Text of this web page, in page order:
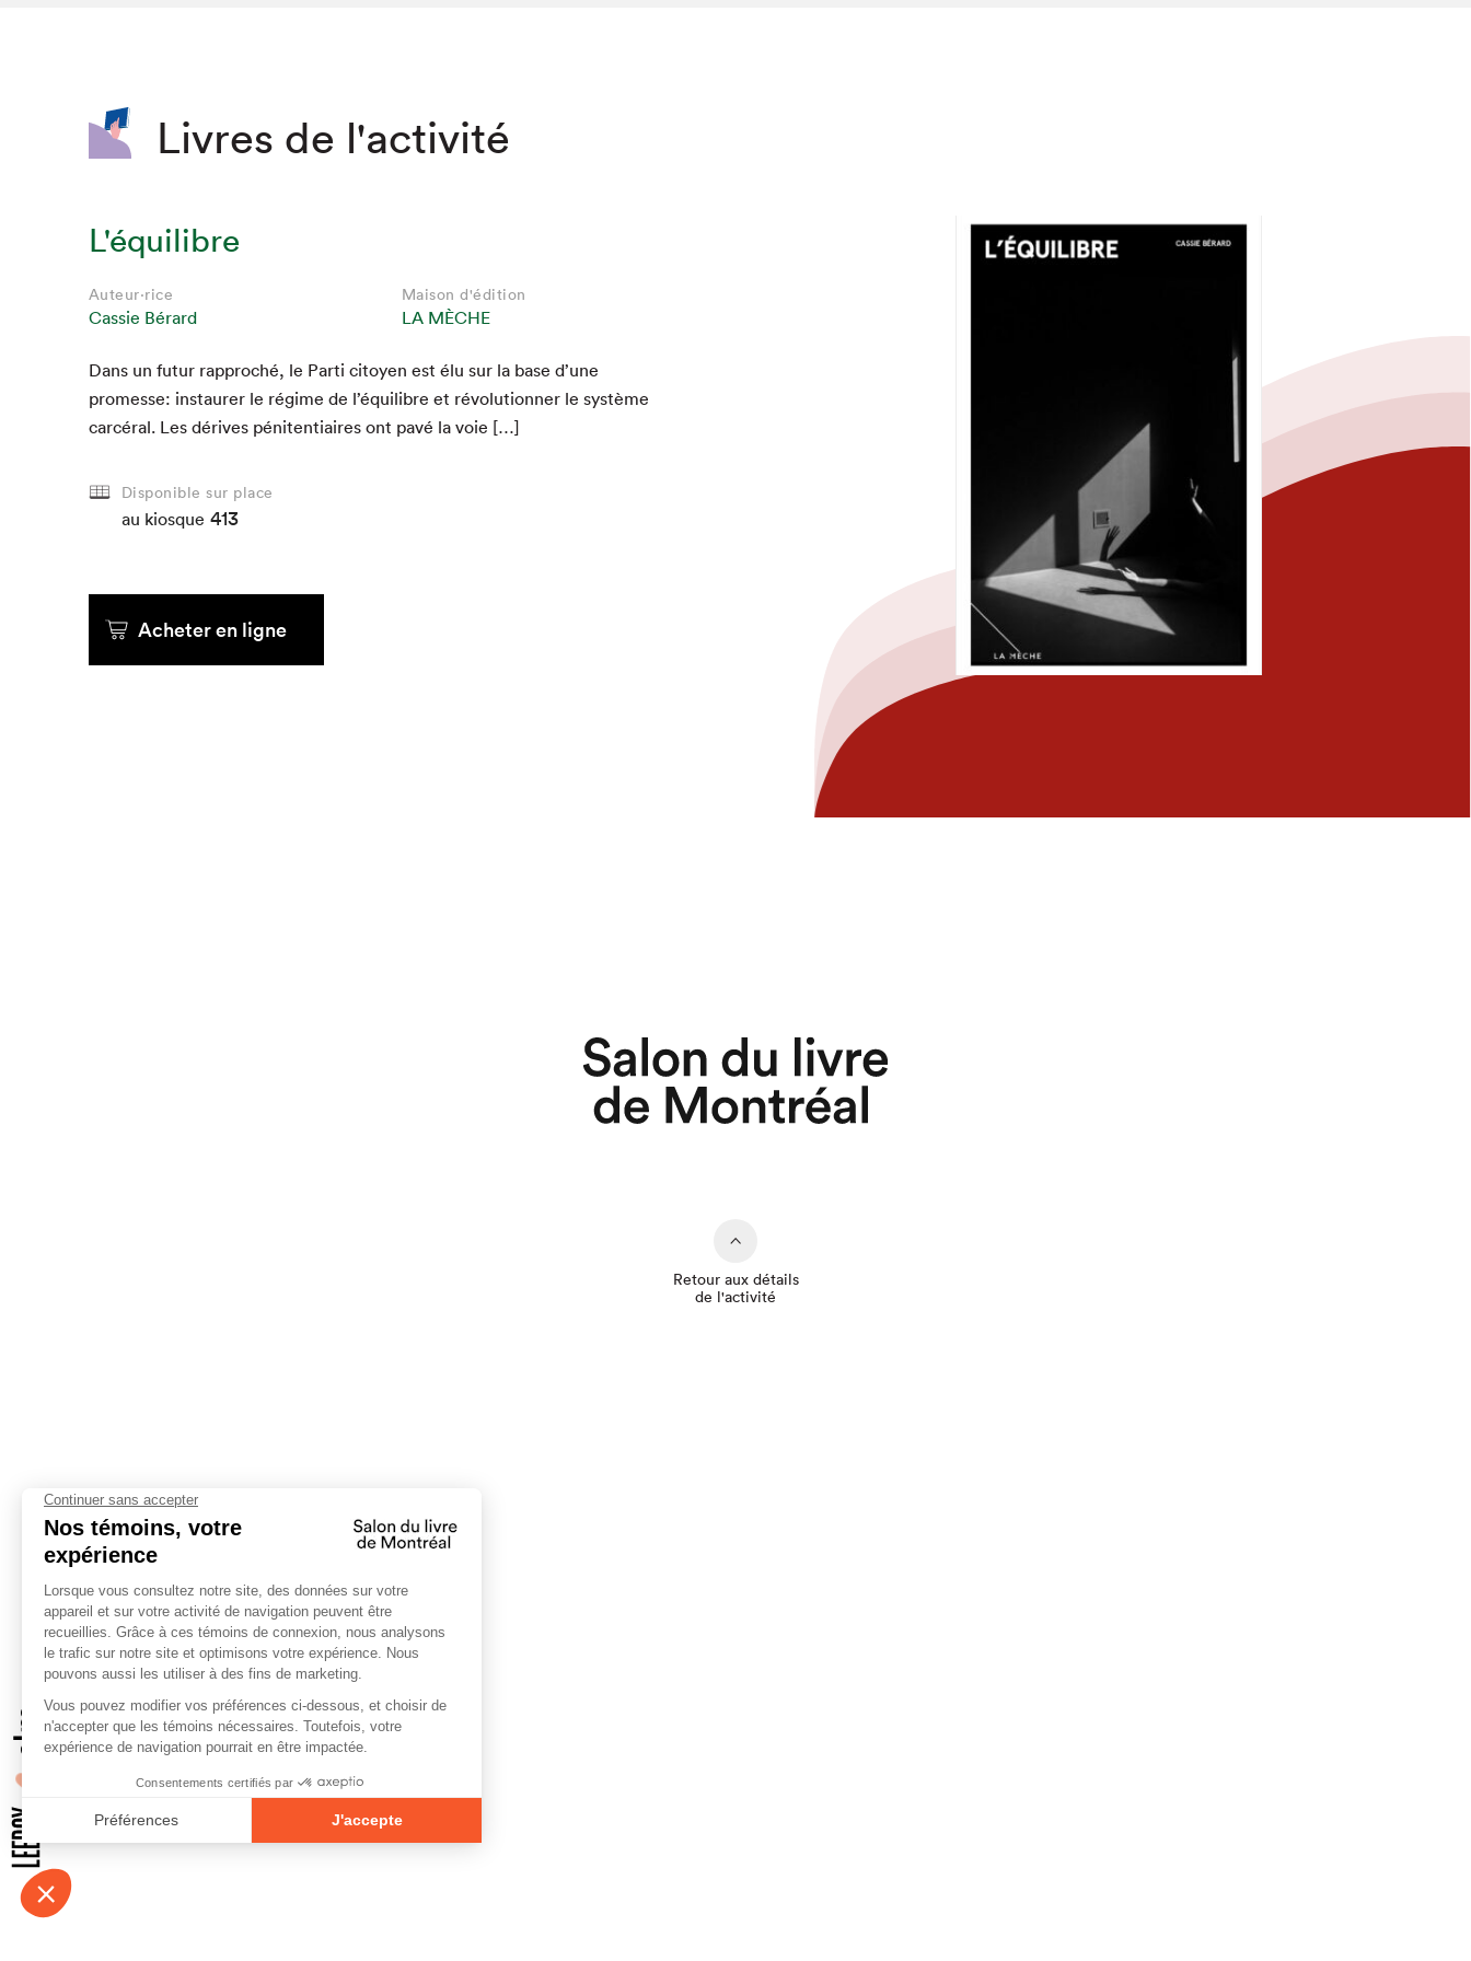
Que cherchez-vous?
Livres de l'activité
L'équilibre
Auteur·rice
Cassie Bérard
Maison d'édition
LA MÈCHE
Dans un futur rap­proché, le Par­ti citoyen est élu sur la base d’une
promesse: instau­r­er le régime de l’équilibre et révo­lu­tion­ner le sys­tème
car­céral. Les dérives péni­ten­ti­aires ont pavé la voie […]
Disponible sur place
au kiosque 413
Acheter en ligne
Retour aux détails
de l'activité